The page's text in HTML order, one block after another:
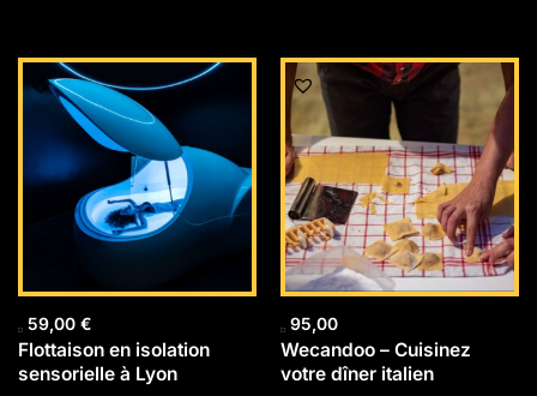
59,00 €
Flottaison en isolation
sensorielle à Lyon
95,00
Wecandoo – Cuisinez
votre dîner italien